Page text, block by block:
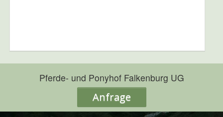
Pferde- und Ponyhof Falkenburg UG
Anfrage